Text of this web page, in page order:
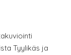
Tyylikäs ja